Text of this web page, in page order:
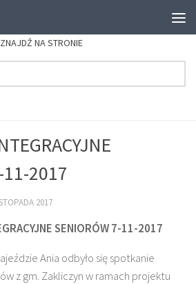
ZNAJDŹ NA STRONIE
11-2017
2017
SENIORÓW 7-11-2017
Ania odbyło się spotkanie
z gm. Zakliczyn w ramach projektu